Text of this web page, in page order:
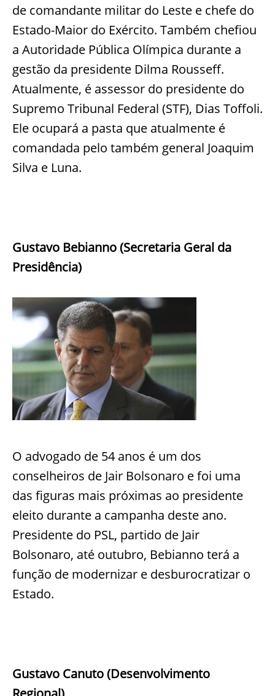
de comandante militar do Leste e chefe do
Estado-Maior do Exército. Também chefiou
a Autoridade Pública Olímpica durante a
gestão da presidente Dilma Rousseff.
Atualmente, é assessor do presidente do
Supremo Tribunal Federal (STF), Dias Toffoli.
Ele ocupará a pasta que atualmente é
comandada pelo também general Joaquim
Silva e Luna.
Gustavo Bebianno (Secretaria Geral da
Presidência)
O advogado de 54 anos é um dos
conselheiros de Jair Bolsonaro e foi uma
das figuras mais próximas ao presidente
eleito durante a campanha deste ano.
Presidente do PSL, partido de Jair
Bolsonaro, até outubro, Bebianno terá a
função de modernizar e desburocratizar o
Estado.
Gustavo Canuto (Desenvolvimento